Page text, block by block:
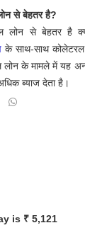
से बेहतर है?
लोन से बेहतर है
के साथ-साथ
के मामले में यह
ब्याज देता है।